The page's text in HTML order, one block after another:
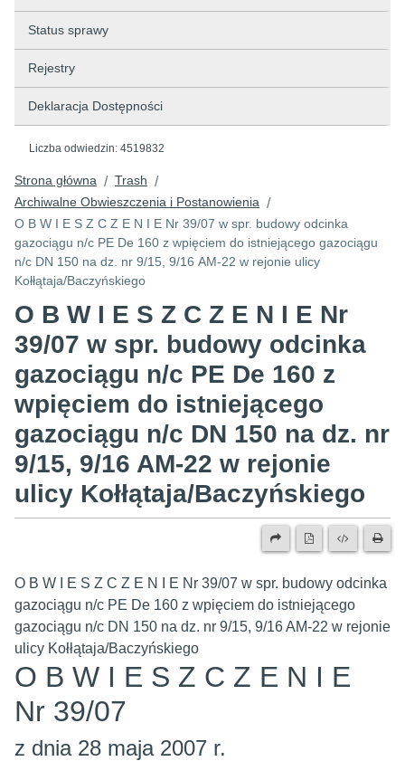
Status sprawy
Rejestry
Deklaracja Dostępności
Liczba odwiedzin: 4519832
Strona główna / Trash /
Archiwalne Obwieszczenia i Postanowienia /
O B W I E S Z C Z E N I E Nr 39/07 w spr. budowy odcinka
gazociągu n/c PE De 160 z wpięciem do istniejącego gazociągu
n/c DN 150 na dz. nr 9/15, 9/16 AM-22 w rejonie ulicy
Kołłątaja/Baczyńskiego
O B W I E S Z C Z E N I E Nr
39/07 w spr. budowy odcinka
gazociągu n/c PE De 160 z
wpięciem do istniejącego
gazociągu n/c DN 150 na dz. nr
9/15, 9/16 AM-22 w rejonie
ulicy Kołłątaja/Baczyńskiego
O B W I E S Z C Z E N I E Nr 39/07 w spr. budowy odcinka
gazociągu n/c PE De 160 z wpięciem do istniejącego
gazociągu n/c DN 150 na dz. nr 9/15, 9/16 AM-22 w rejonie
ulicy Kołłątaja/Baczyńskiego
O B W I E S Z C Z E N I E
Nr 39/07
z dnia 28 maja 2007 r.